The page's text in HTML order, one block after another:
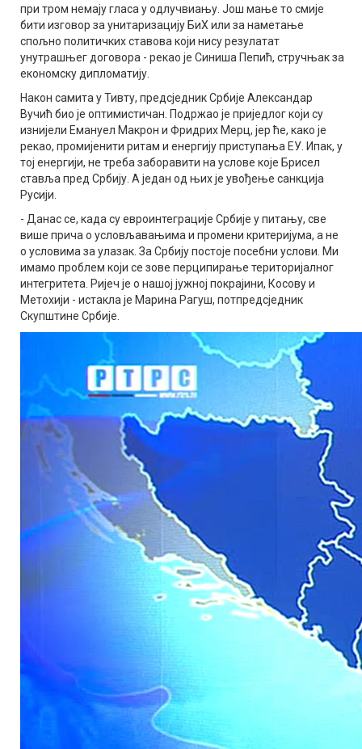
при тром немају гласа у одлучвиању. Још мање то смије
бити изговор за унитаризацију БиХ или за наметање
спољно политичких ставова који нису резулатат
унутрашњег договора - рекао је Синиша Пепић, стручњак за
економску дипломатију.
Након самита у Тивту, предсједник Србије Александар
Вучић био је оптимистичан. Подржао је приједлог који су
изнијели Емануел Макрон и Фридрих Мерц, јер ће, како је
рекао, промијенити ритам и енергију приступања ЕУ. Ипак, у
тој енергији, не треба заборавити на услове које Брисел
ставља пред Србију. А један од њих је увођење санкција
Русији.
- Данас се, када су евроинтеграције Србије у питању, све
више прича о условљавањима и промени критеријума, а не
о условима за улазак. За Србију постоје посебни услови. Ми
имамо проблем који се зове перципирање територијалног
интегритета. Ријеч је о нашој јужној покрајини, Косову и
Метохији - истакла је Марина Рагуш, потпредсједник
Скупштине Србије.